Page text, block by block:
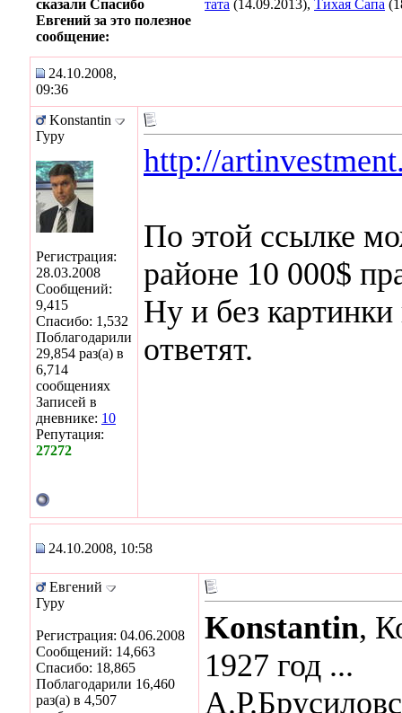
сказали Спасибо
Евгений за это полезное
сообщение:
тата (14.09.2013), Тихая Сапа
24.10.2008,
09:36
Konstantin
Гуру
Регистрация:
28.03.2008
Сообщений:
9,415
Спасибо: 1,532
Поблагодарили
29,854 раз(а) в
6,714
сообщениях
Записей в
дневнике: 10
Репутация:
27272
http://
По этой ссылке
районе 10 000$
Ну и без
ответят.
24.10.2008, 10:58
Евгений
Гуру
Регистрация: 04.06.2008
Сообщений: 14,663
Спасибо: 18,865
Поблагодарили 16,460
раз(а) в 4,507
Konstantin,
1927 год ...